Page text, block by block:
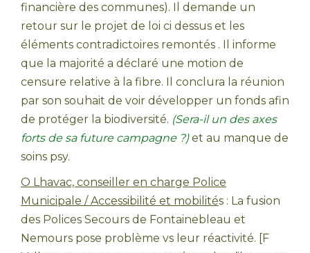
financière des communes). Il demande un
retour sur le projet de loi ci dessus et les
éléments contradictoires remontés . Il informe
que la majorité a déclaré une motion de
censure relative à la fibre. Il conclura la réunion
par son souhait de voir développer un fonds afin
de protéger la biodiversité. (Sera-il un des axes
forts de sa future campagne ?)et au manque de
soins psy.
O Lhavac, conseiller en charge Police
Municipale / Accessibilité et mobilités : La fusion
des Polices Secours de Fontainebleau et
Nemours pose problème vs leur réactivité. [F